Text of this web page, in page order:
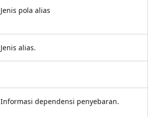
Jenis pola alias
Jenis alias.
Informasi dependensi penyebaran.